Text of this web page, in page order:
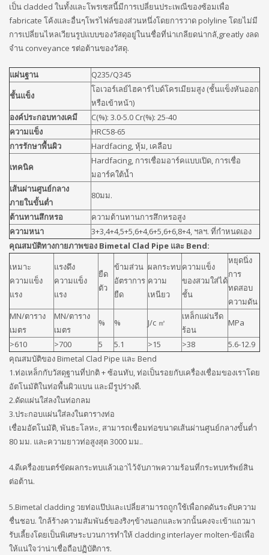
เป็น cladded ในทั้งและโพรเซสนี้มีการเปลี่ยนประเพณีของซ้อมเพื่อ
fabricate โค้งและอื่นๆโพรไฟล์ของส่วนหนึ่งโดยการวาด polyline โดยไม่มี
การเปลี่ยนไหลเวียนรูปแบบของวัสดุอยู่ในนชื่อที่น่าเกลียดน่ากลั,greatly งลด
จำน conveyance รต่อต้านของวัสดุ.
แผ่นฐาน
Q235/Q345
ชั้นแข็ง
โอเวอร์เลย์ไฮคาร์ไบด์โครเมียมสูง (ชั้นแข็งหันออก
หรือเข้าหน้า)
องค์ประกอบทางเคมี
C(%): 3.0-5.0 Cr(%): 25-40
ความแข็ง
HRC58-65
การรักษาพื้นผิว
Hardfacing, หุ้ม, เคลือบ
เทคนิค
Hardfacing, การเชื่อมอาร์คแบบเปิด, การเชื่อ
มอาร์คใต้น้ำ
เส้นผ่านศูนย์กลาง
ภายในขั้นต่ำ
80มม.
ต้านทานสึกหรอ
ความต้านทานการสึกหรอสูง
ความหนา
3+3,4+4,5+5,6+4,6+5,6+6,8+4, ฯลฯ. ที่กำหนดเอง
คุณสมบัติทางกายภาพของ Bimetal Clad Pipe และ Bend:
เหมาะ
ความแข็ง
แรง
แรงดึง
ความแข็ง
แรง
ยืด
ตัว
ข้ามส่วน
อัตราการ
ยืด
ผลกระทบ
ความ
เหนียว
ความแข็ง
ของสวมใส่ได้
ชั้น
หยุดนิ่ง
การ
ทดสอบ
ความดัน
MN/ตาราง
เมตร
MN/ตาราง
เมตร
% % J/c ㎡
เหล็กแผ่นรีด
ร้อน
MPa
>610
>700 5 5.1 >15 >38
5.6-12.9
คุณสมบัติของ Bimetal Clad Pipe และ Bend
1.ท่อเหล็กกับวัสดุฐานที่ปกติ + ซ้อนทับ, ท่อเป็นรอยกับเครื่องเชื่อมของเราโดย
อัตโนมัติในท่อพื้นผิวแบน และมีรูปร่างดี.
2.ดัดแผ่นใส่ลงในท่อกลม
3.ประกอบแผ่นใส่ลงในตารางท่อ
เชื่อมอัตโนมัติ, พันธะโลหะ, สามารถเชื่อมท่อขนาดเส้นผ่านศูนย์กลางขั้นต่ำ
80 มม. และความยาวท่อสูงสุด 3000 มม..
4.ดีเครื่องยนตร์ขัดผลกระทบแล้วเอาไว้จับภาพความร้อนที่กระทบทรัพย์สิน
ต่อต้าน.
5.Bimetal cladding วยท่อแป๊ปและเปลี่ยสามารถถูกใช้เพื่อกดดันระดับความ
ชื่นชอบ. ใกล้ร้างความสัมพันธ์ของริงๆข้างนอกและพวกนั้นคงจะเข้าแถวมา
รับเลี้ยงโดยเป็นพิเศษระบวนการทำให้ cladding interlayer molten-ข้อเพื่อ
ให้แน่ใจว่าน่าเชื่อถือปฏิบัติการ.